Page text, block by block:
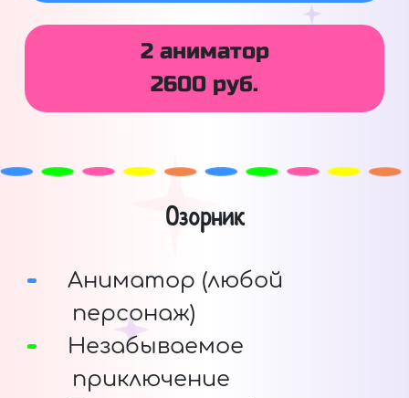
2 аниматор
2600 руб.
Озорник
Аниматор (любой
персонаж)
Незабываемое
приключение